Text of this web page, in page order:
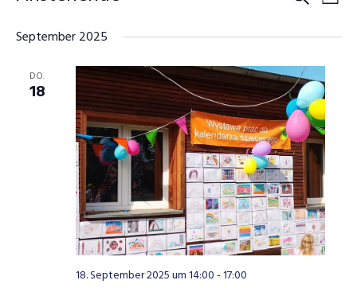
Ansichten,
Navigation
Liste
wählen.
September 2025
DO.
18
18. September 2025 um 14:00-17:00